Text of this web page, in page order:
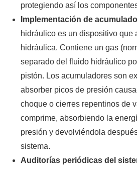
protegiendo así los
Implementación de
hidráulico es un dispositivo que
hidráulica. Contiene un gas
separado del fluido hidráulico
pistón. Los acumuladores son
absorber picos de presión
choque o cierres repentinos de
comprime, absorbiendo la
presión y devolviéndola
sistema.
Auditorías periódicas del